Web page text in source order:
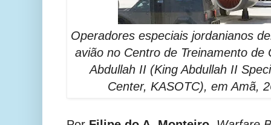
Operadores especiais jordanianos
avião no Centro de Treinamento de
Abdullah II (King Abdullah II
Center, KASOTC), em Amã,